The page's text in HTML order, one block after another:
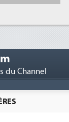
du Channel